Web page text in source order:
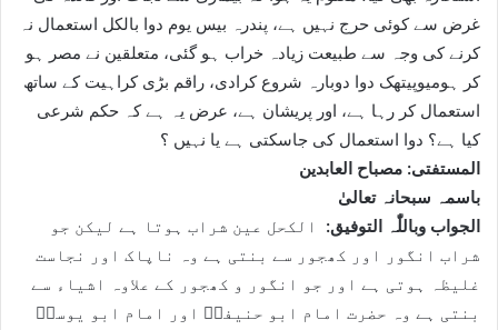
غرض سے کوئی حرج نہیں ہے، پندرہ بیس یوم دوا بالکل استعمال نہ
کرنے کی وجہ سے طبیعت زیادہ خراب ہو گئی، متعلقین نے مصر ہو
کر ہومیوپیتھک دوا دوبارہ شروع کرادی، راقم بڑی کراہیت کے ساتھ
استعمال کر رہا ہے، اور پریشان ہے، عرض یہ ہے کہ حکم شرعی
کیا ہے؟ دوا استعمال کی جاسکتی ہے یا نہیں ؟
المستفتی: مصباح العابدین
باسمہ سبحانہ تعالیٰ
الجواب وباللّٰہ التوفیق:
الکحل عین شراب ہوتا ہے لیکن جو
شراب انگور اور کھجور سے بنتی ہے وہ ناپاک اور نجاست
غلیظہ ہوتی ہے اور جو انگور و کھجور کے علاوہ اشیاء سے
بنتی ہے وہ حضرت امام ابو حنیفہؒ اور امام ابو یوسفؒ